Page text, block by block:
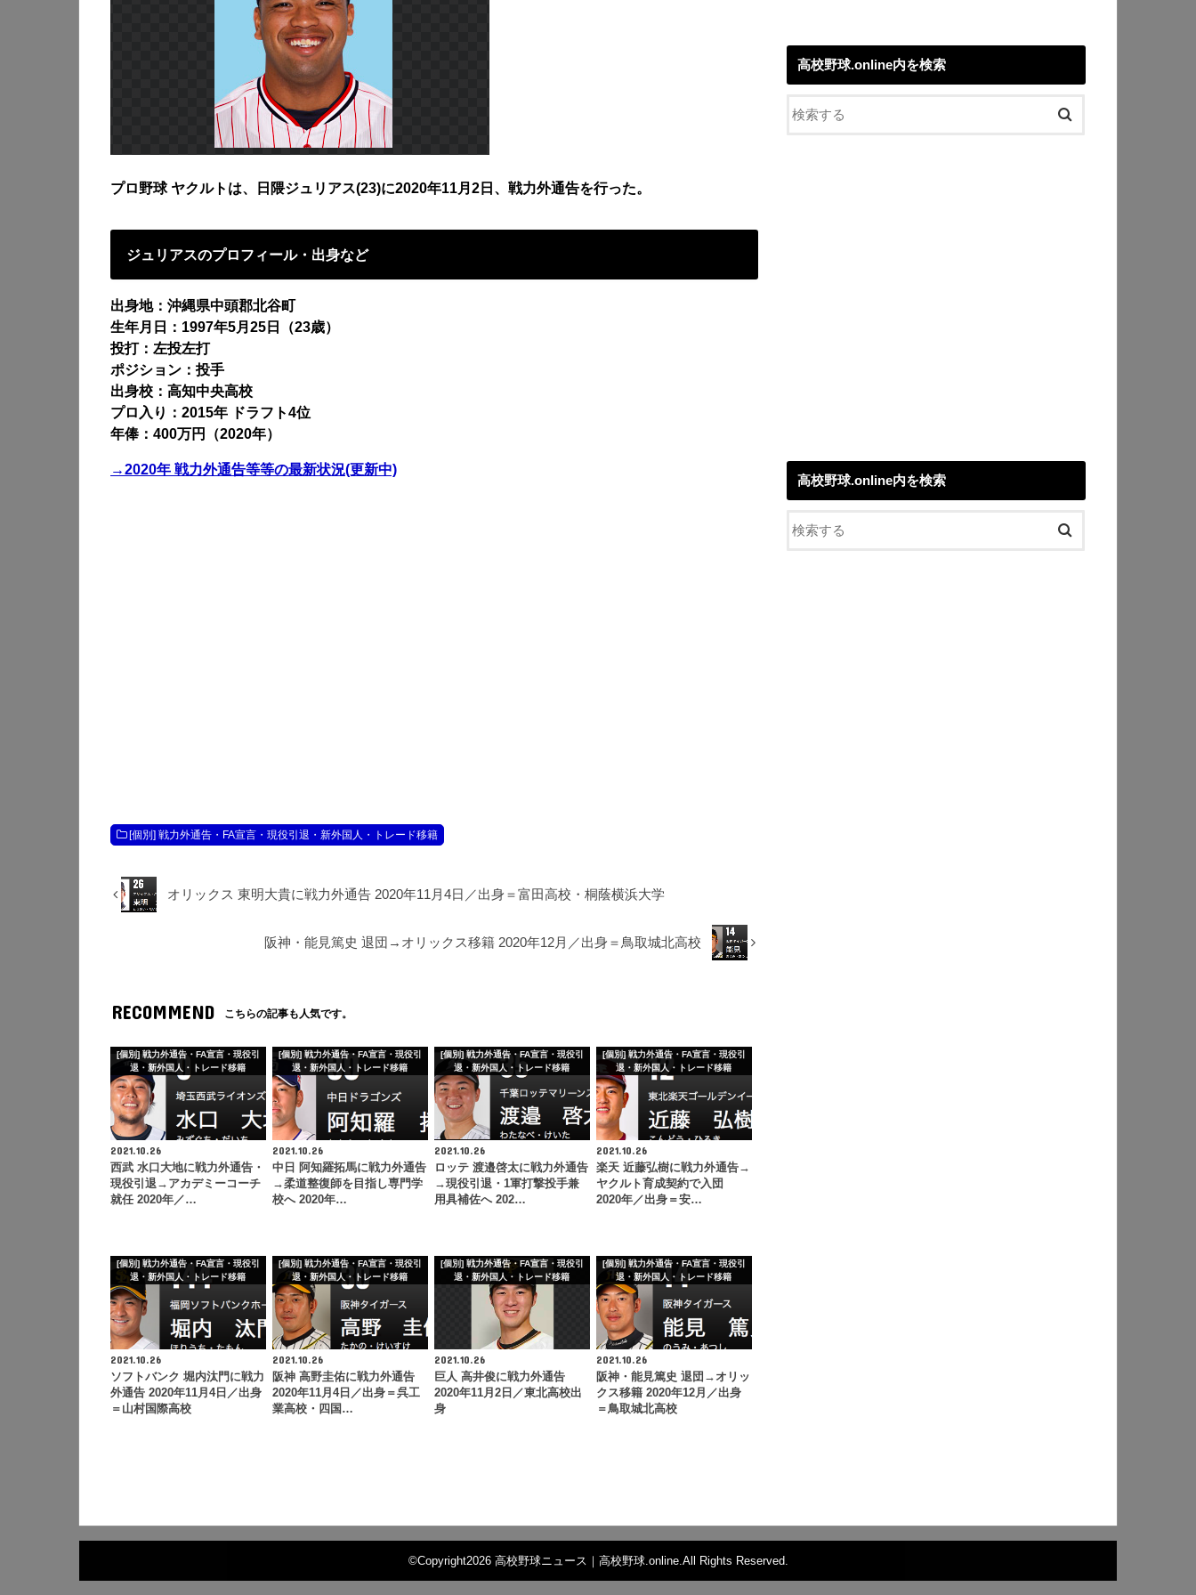
プロ野球 ヤクルトは、日隈ジュリアス(23)に2020年11月2日、戦力外通告を行った。
ジュリアスのプロフィール・出身など
出身地：沖縄県中頭郡北谷町
生年月日：1997年5月25日（23歳）
投打：左投左打
ポジション：投手
出身校：高知中央高校
プロ入り：2015年 ドラフト4位
年俸：400万円（2020年）
→2020年 戦力外通告等等の最新状況(更新中)
[個別] 戦力外通告・FA宣言・現役引退・新外国人・トレード移籍
オリックス 東明大貴に戦力外通告 2020年11月4日／出身＝富田高校・桐蔭横浜大学
阪神・能見篤史 退団→オリックス移籍 2020年12月／出身＝鳥取城北高校
RECOMMEND こちらの記事も人気です。
[個別] 戦力外通告・FA宣言・現役引
退・新外国人・トレード移籍
2021.10.26
西武 水口大地に戦力外通告・
現役引退→アカデミーコーチ
就任 2020年／…
[個別] 戦力外通告・FA宣言・現役引
退・新外国人・トレード移籍
2021.10.26
中日 阿知羅拓馬に戦力外通告
→柔道整復師を目指し専門学
校へ 2020年…
[個別] 戦力外通告・FA宣言・現役引
退・新外国人・トレード移籍
2021.10.26
ロッテ 渡邉啓太に戦力外通告
→現役引退・1軍打撃投手兼
用具補佐へ 202…
[個別] 戦力外通告・FA宣言・現役引
退・新外国人・トレード移籍
2021.10.26
楽天 近藤弘樹に戦力外通告→
ヤクルト育成契約で入団
2020年／出身＝安…
[個別] 戦力外通告・FA宣言・現役引
退・新外国人・トレード移籍
2021.10.26
ソフトバンク 堀内汰門に戦力
外通告 2020年11月4日／出身
＝山村国際高校
[個別] 戦力外通告・FA宣言・現役引
退・新外国人・トレード移籍
2021.10.26
阪神 高野圭佑に戦力外通告
2020年11月4日／出身＝呉工
業高校・四国…
[個別] 戦力外通告・FA宣言・現役引
退・新外国人・トレード移籍
2021.10.26
巨人 高井俊に戦力外通告
2020年11月2日／東北高校出
身
[個別] 戦力外通告・FA宣言・現役引
退・新外国人・トレード移籍
2021.10.26
阪神・能見篤史 退団→オリッ
クス移籍 2020年12月／出身
＝鳥取城北高校
高校野球.online内を検索
高校野球.online内を検索
©Copyright2026 高校野球ニュース｜高校野球.online.All Rights Reserved.